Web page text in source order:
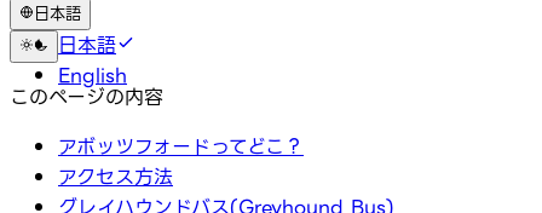
日本語
日本語
English
このページの内容
アボッツフォードってどこ？
アクセス方法